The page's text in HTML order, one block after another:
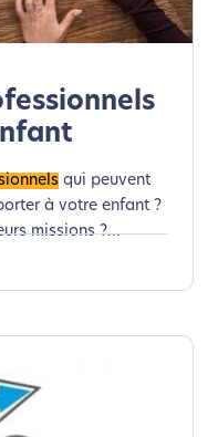
qui peuvent
à votre enfant ?
missions ?...